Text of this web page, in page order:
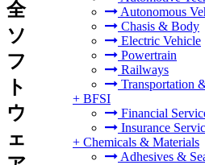
Autonomous
Chasis & Body
Electric Vehicle
Powertrain
Railways
Transportation
+ BFSI
Financial
Insurance
+ Chemicals & Materials
Adhesives &
全
ソ
フ
ト
ウ
ェ